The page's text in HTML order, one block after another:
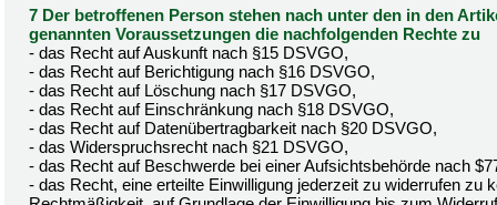
7 Der betroffenen Person stehen nach unter den in den
genannten Voraussetzungen die nachfolgenden Rechte zu
- das Recht auf Auskunft nach §15 DSVGO,
- das Recht auf Berichtigung nach §16 DSVGO,
- das Recht auf Löschung nach §17 DSVGO,
- das Recht auf Einschränkung nach §18 DSVGO,
- das Recht auf Datenübertragbarkeit nach §20 DSVGO,
- das Widerspruchsrecht nach §21 DSVGO,
- das Recht auf Beschwerde bei einer Aufsichtsbehörde nach
- das Recht, eine erteilte Einwilligung jederzeit zu widerrufen zu